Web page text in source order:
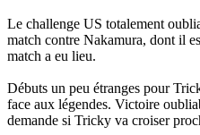
Le challenge US totalement
match contre Nakamura, dont il
match a eu lieu.
Débuts un peu étranges pour
face aux légendes. Victoire
demande si Tricky va croiser